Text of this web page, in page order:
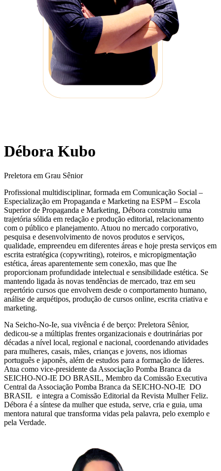
Débora Kubo
Preletora em Grau Sênior
Profissional multidisciplinar, formada em Comunicação Social –
Especialização em Propaganda e Marketing na ESPM – Escola
Superior de Propaganda e Marketing, Débora construiu uma
trajetória sólida em redação e produção editorial, relacionamento
com o público e planejamento. Atuou no mercado corporativo,
pesquisa e desenvolvimento de novos produtos e serviços,
qualidade, empreendeu em diferentes áreas e hoje presta serviços em
escrita estratégica (copywriting), roteiros, e micropigmentação
estética, áreas aparentemente sem conexão, mas que lhe
proporcionam profundidade intelectual e sensibilidade estética. Se
mantendo ligada às novas tendências de mercado, traz em seu
repertório cursos que envolvem desde o comportamento humano,
análise de arquétipos, produção de cursos online, escrita criativa e
marketing.
Na Seicho-No-Ie, sua vivência é de berço: Preletora Sênior,
dedicou-se a múltiplas frentes organizacionais e doutrinárias por
décadas a nível local, regional e nacional, coordenando atividades
para mulheres, casais, mães, crianças e jovens, nos idiomas
português e japonês, além de estudos para a formação de líderes.
Atua como vice-presidente da Associação Pomba Branca da
SEICHO-NO-IE DO BRASIL, Membro da Comissão Executiva
Central da Associação Pomba Branca da SEICHO-NO-IE DO
BRASIL e integra a Comissão Editorial da Revista Mulher Feliz.
Débora é a síntese da mulher que estuda, serve, cria e guia, uma
mentora natural que transforma vidas pela palavra, pelo exemplo e
pela Verdade.